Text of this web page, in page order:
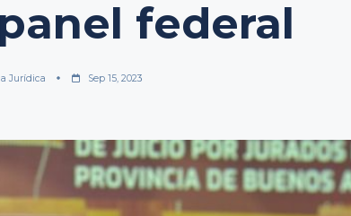
federal
Jurídica Sep 15, 2023